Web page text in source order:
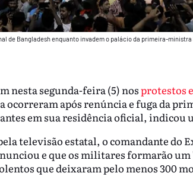
de Bangladesh enquanto invadem o palácio da primeira-ministra
nesta segunda-feira (5) nosprotestos
ocorreram após renúncia e fuga da
em sua residência oficial, indicou
televisão estatal, o comandante do
e que os militares formarão
que deixaram pelo menos 300